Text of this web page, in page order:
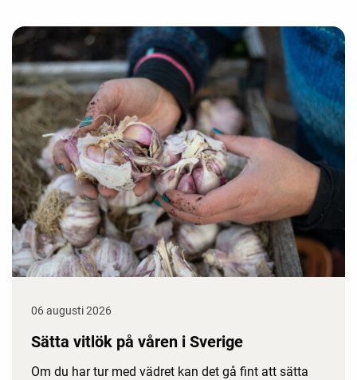
06 augusti 2026
Sätta vitlök på våren i Sverige
Om du har tur med vädret kan det gå fint att sätta